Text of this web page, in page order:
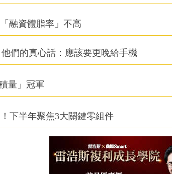
融資體脂率」不高
們的真心話：應該要更晚給手機
量」冠軍
下半年聚焦3大關鍵零組件